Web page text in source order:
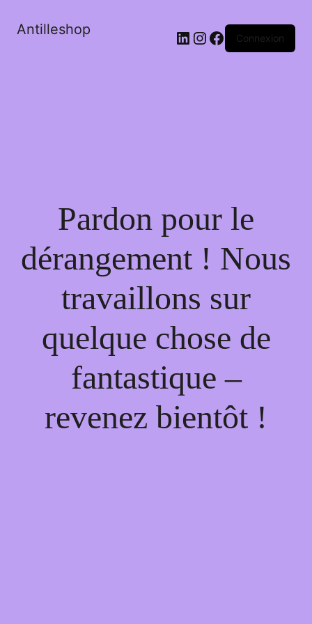
Antilleshop LinkedIn
Instagram
Facebook
Connexion
Pardon pour le
dérangement ! Nous
travaillons sur
quelque chose de
fantastique –
revenez bientôt !